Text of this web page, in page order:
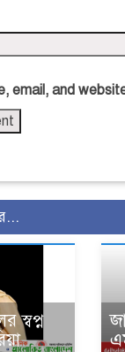
email, and
স্বপ্ন